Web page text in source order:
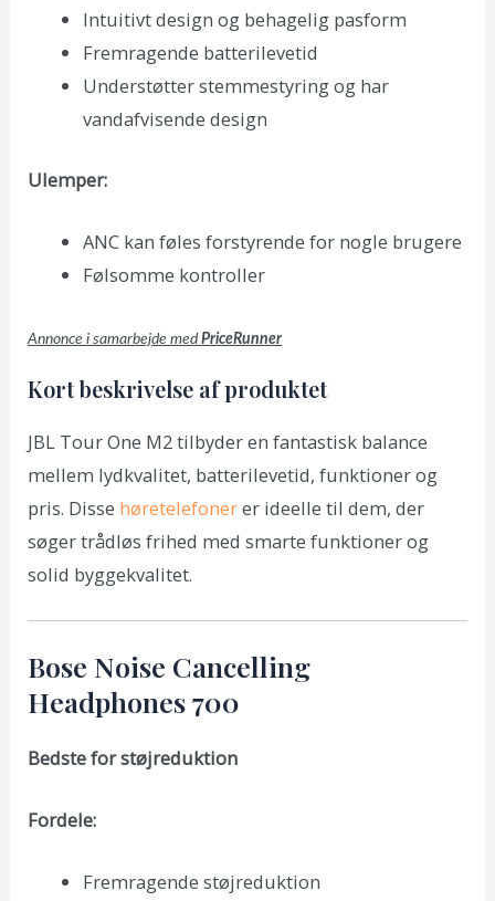
Intuitivt design og behagelig pasform
Fremragende batterilevetid
Understøtter stemmestyring og har
vandafvisende design
Ulemper:
ANC kan føles forstyrende for nogle brugere
Følsomme kontroller
Annonce i samarbejde medPriceRunner
Kort beskrivelse af produktet
JBL Tour One M2 tilbyder en fantastisk balance
mellem lydkvalitet, batterilevetid, funktioner og
pris. Disse høretelefonerer ideelle til dem, der
søger trådløs frihed med smarte funktioner og
solid byggekvalitet.
Bose Noise Cancelling
Headphones 700
Bedste for støjreduktion
Fordele:
Fremragende støjreduktion